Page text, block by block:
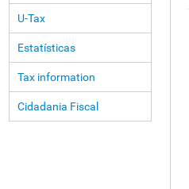
U-Tax
Estatísticas
Tax information
Cidadania Fiscal